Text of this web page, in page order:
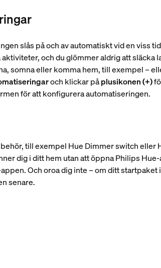
slås på och av automatiskt vid en viss
och du glömmer aldrig att släcka
somna eller komma hem, till exempel –
och klickar påplusikonen (+)
för att konfigurera automatiseringen.
till exempel Hue Dimmer switch eller
dig i ditt hem utan att öppna Philips
Och oroa dig inte – om ditt
senare.